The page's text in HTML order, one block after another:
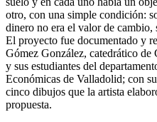
otro, con una simple condición:
dinero no era el valor de
El proyecto fue documentado y
Gómez González, catedrático
y sus estudiantes del
Económicas de Valladolid; con
cinco dibujos que la artista
propuesta.